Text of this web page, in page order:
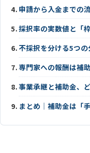
申請から入金までの
採択率の実数値と「
不採択を分ける5つの
専門家への報酬は補
事業承継と補助金、
まとめ｜補助金は「